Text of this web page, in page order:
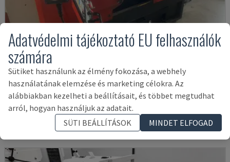
EMCOMAT 200X1000
EMCO - VÍZSZINTES ESZTERGAGÉP
NÉMETORSZÁG 2001
14,000 €
Adatvédelmi tájékoztató EU felhasználók
számára
Sütiket használunk az élmény fokozása, a webhely
használatának elemzése és marketing célokra. Az
alábbiakban kezelheti a beállításait, és többet megtudhat
arról, hogyan használjuk az adatait.
SÜTI BEÁLLÍTÁSOK
MINDET ELFOGAD